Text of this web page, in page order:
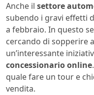
Anche il settore
subendo i gravi effetti
a febbraio. In questo
cercando di sopperire
un’interessante
concessionario online
quale fare un tour e
vendita.